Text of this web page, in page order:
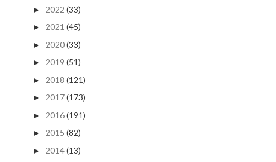
► 2022 (33)
► 2021 (45)
► 2020(33)
► 2019 (51)
► 2018 (121)
► 2017(173)
► 2016(191)
► 2015 (82)
► 2014(13)